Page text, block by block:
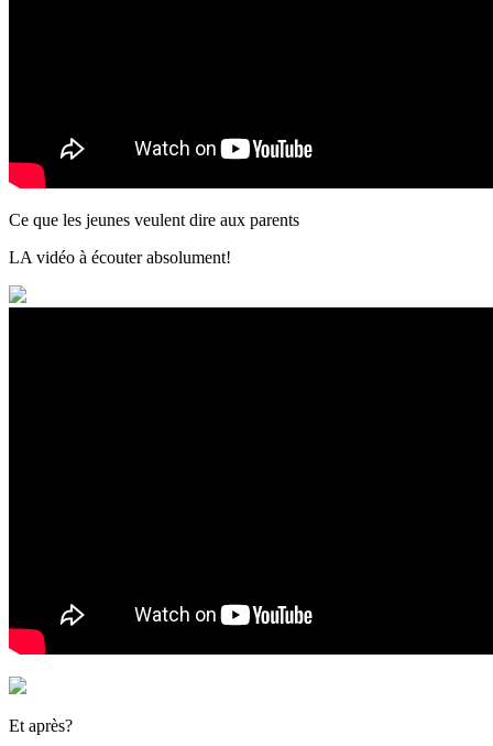
Ce que les jeunes veulent dire aux parents
LA vidéo à écouter absolument!
Et après?